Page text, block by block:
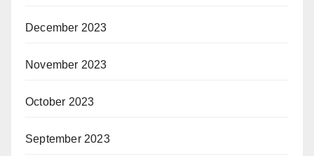
December 2023
November 2023
October 2023
September 2023